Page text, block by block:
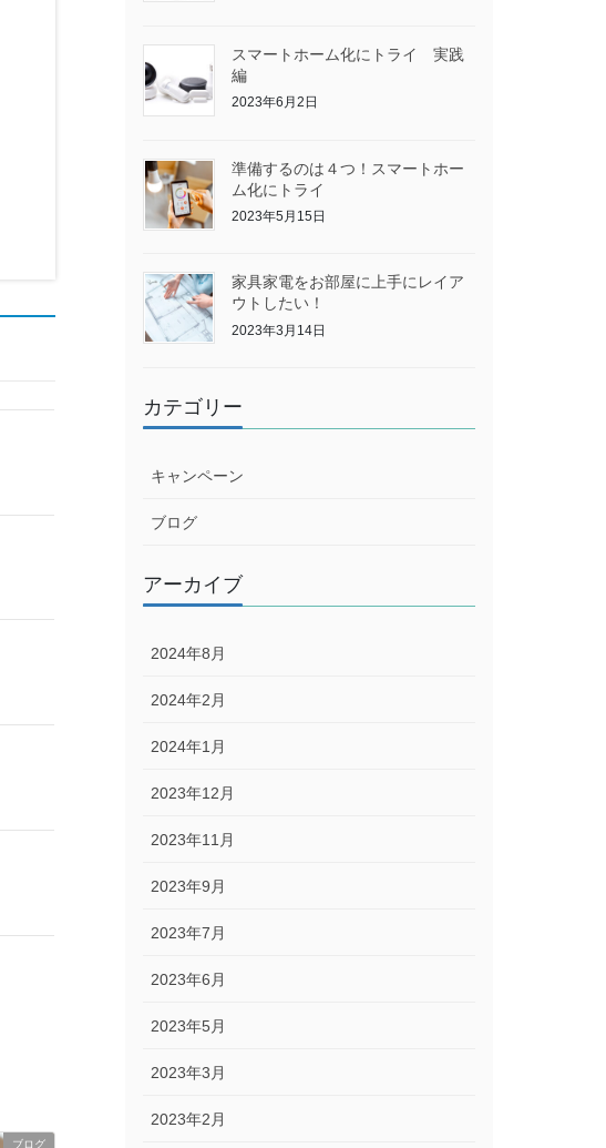
ブログ
スマートホーム化にトライ 実践
編
2023年6月2日
準備するのは４つ！スマートホー
ム化にトライ
2023年5月15日
家具家電をお部屋に上手にレイア
ウトしたい！
2023年3月14日
カテゴリー
キャンペーン
ブログ
アーカイブ
2024年8月
2024年2月
2024年1月
2023年12月
2023年11月
2023年9月
2023年7月
2023年6月
2023年5月
2023年3月
2023年2月